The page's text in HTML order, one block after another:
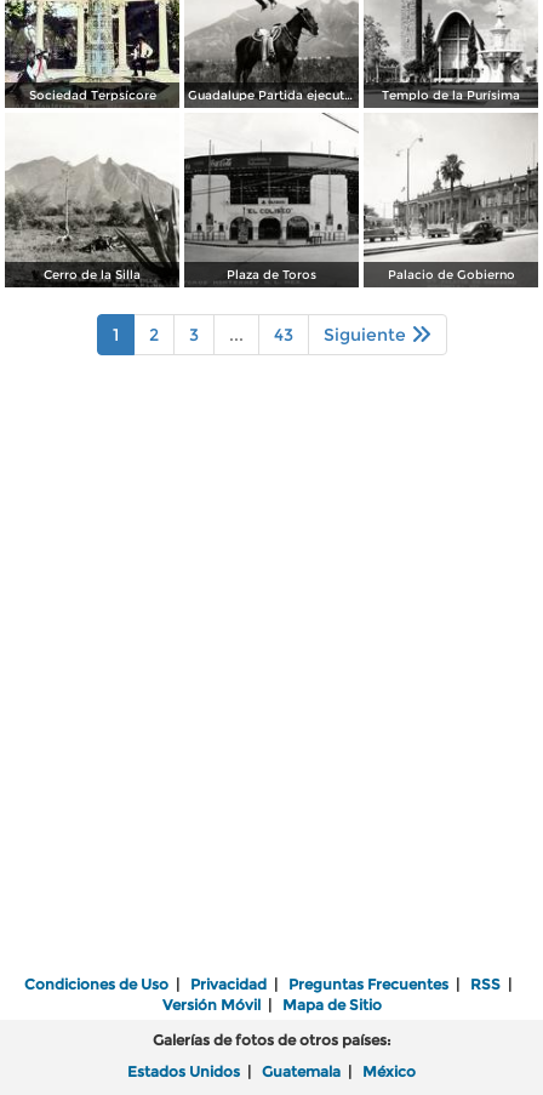
Sociedad Terpsícore Guadalupe Partida ejecutando una charrería con lazo Templo de la Purísima
Cerro de la Silla Plaza de Toros Palacio de Gobierno
1 2 3 ... 43 Siguiente
Condiciones de Uso | Privacidad | Preguntas Frecuentes | RSS |
Versión Móvil| Mapa de Sitio
Galerías de fotos de otros países:
Estados Unidos | Guatemala | México